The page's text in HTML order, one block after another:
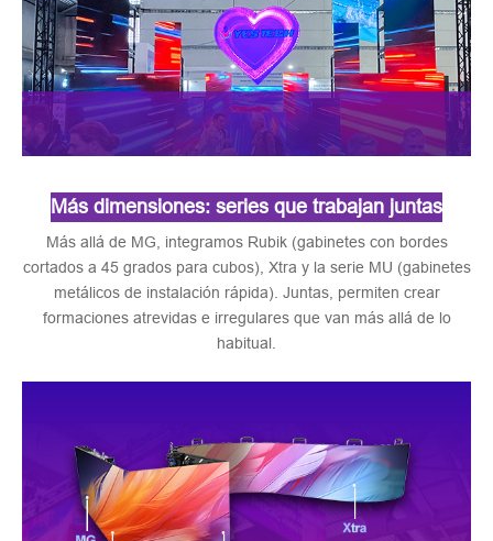
Más dimensiones: series que trabajan juntas
Más allá de MG, integramos Rubik (gabinetes con bordes
cortados a 45 grados para cubos), Xtra y la serie MU (gabinetes
metálicos de instalación rápida). Juntas, permiten crear
formaciones atrevidas e irregulares que van más allá de lo
habitual.